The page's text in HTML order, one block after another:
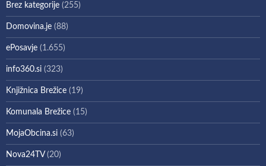
Brez kategorije (255)
Domovina.je (88)
ePosavje (1.655)
info360.si (323)
Knjižnica Brežice (19)
Komunala Brežice (15)
MojaObcina.si (63)
Nova24TV(20)